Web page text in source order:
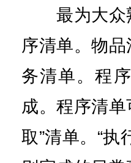
最为大众熟
序清单。物
务清单。程
成。程序清
取”清单。“